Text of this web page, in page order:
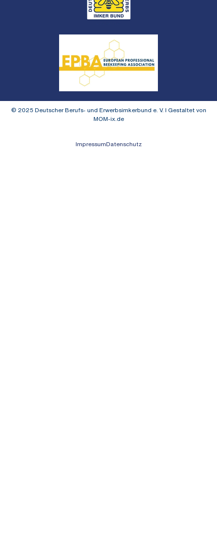
© 2025 Deutscher Berufs- und Erwerbsimkerbund e. V. I Gestaltet von
MOM-ix.de
ImpressumDatenschutz